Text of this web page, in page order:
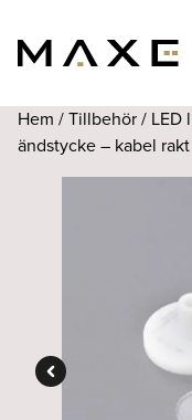
Hem /Tillbehör/ LED
ändstycke – kabel